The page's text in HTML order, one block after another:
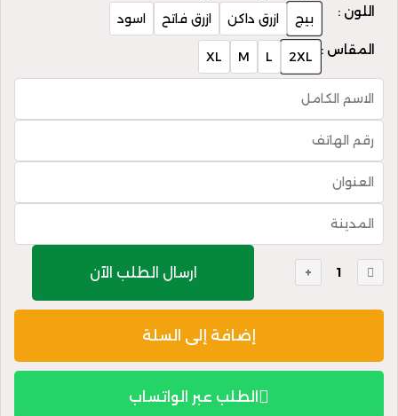
اللون : بيج ازرق داكن ازرق فاتح
اسود
المقاس :
2XL
L
M
XL
ارسال الطلب الآن
إضافة إلى السلة
الطلب عبر الواتساب